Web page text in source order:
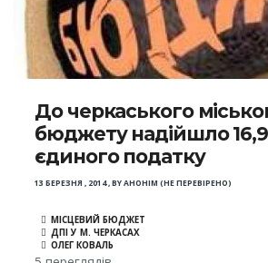
До черкаського
бюджету надійшло
єдиного податку
13 БЕРЕЗНЯ , 2014,BYАНОНІМ (НЕ ПЕРЕВІРЕНО)
МІСЦЕВИЙ БЮДЖЕТ
ДПІ У М. ЧЕРКАСАХ
ОЛЕГ КОВАЛЬ